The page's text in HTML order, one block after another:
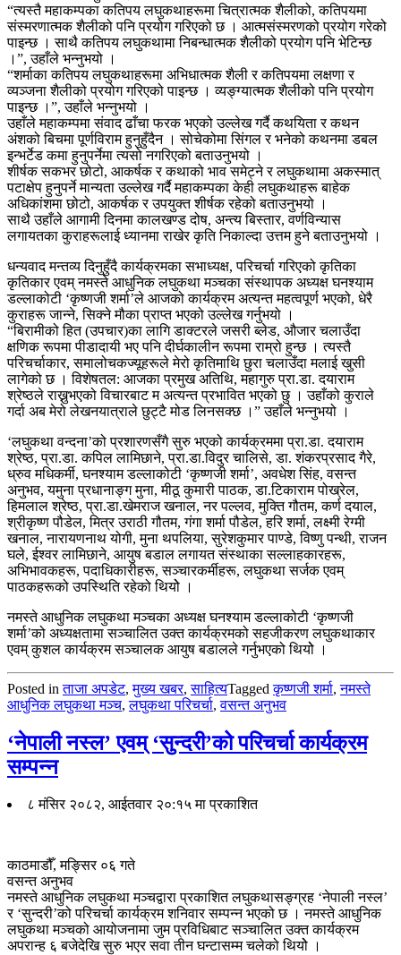
“त्यस्तै महाकम्पका कतिपय लघुकथाहरूमा चित्रात्मक शैलीको, कतिपयमा
संस्मरणात्मक शैलीको पनि प्रयोग गरिएको छ । आत्मसंस्मरणको प्रयोग गरेको
पाइन्छ । साथै कतिपय लघुकथामा निबन्धात्मक शैलीको प्रयोग पनि भेटिन्छ
।”, उहाँले भन्नुभयो ।
“शर्माका कतिपय लघुकथाहरूमा अभिधात्मक शैली र कतिपयमा लक्षणा र
व्यञ्जना शैलीको प्रयोग गरिएको पाइन्छ । व्यङ्ग्यात्मक शैलीको पनि प्रयोग
पाइन्छ ।”, उहाँले भन्नुभयो ।
उहाँले महाकम्पमा संवाद ढाँचा फरक भएको उल्लेख गर्दै कथयिता र कथन
अंशको बिचमा पूर्णविराम हुनुहुँदैन । सोचेकोमा सिंगल र भनेको कथनमा डबल
इन्भर्टेड कमा हुनुपर्नेमा त्यसो नगरिएको बताउनुभयो ।
शीर्षक सकभर छोटो, आकर्षक र कथाको भाव समेट्ने र लघुकथामा अकस्मात्
पटाक्षेप हुनुपर्ने मान्यता उल्लेख गर्दै महाकम्पका केही लघुकथाहरू बाहेक
अधिकांशमा छोटो, आकर्षक र उपयुक्त शीर्षक रहेको बताउनुभयो ।
साथै उहाँले आगामी दिनमा कालखण्ड दोष, अन्त्य बिस्तार, वर्णविन्यास
लगायतका कुराहरूलाई ध्यानमा राखेर कृति निकाल्दा उत्तम हुने बताउनुभयो ।
धन्यवाद मन्तव्य दिनुहुँदै कार्यक्रमका सभाध्यक्ष, परिचर्चा गरिएको कृतिका
कृतिकार एवम् नमस्ते आधुनिक लघुकथा मञ्चका संस्थापक अध्यक्ष घनश्याम
डल्लाकोटी ‘कृष्णजी शर्मा’ले आजको कार्यक्रम अत्यन्त महत्वपूर्ण भएको, धेरै
कुराहरू जान्ने, सिक्ने मौका प्राप्त भएको उल्लेख गर्नुभयो ।
“बिरामीको हित (उपचार)का लागि डाक्टरले जसरी ब्लेड, औजार चलाउँदा
क्षणिक रूपमा पीडादायी भए पनि दीर्घकालीन रूपमा राम्रो हुन्छ । त्यस्तै
परिचर्चाकार, समालोचकज्यूहरूले मेरो कृतिमाथि छुरा चलाउँदा मलाई खुसी
लागेको छ । विशेषतल: आजका प्रमुख अतिथि, महागुरु प्रा.डा. दयाराम
श्रेष्ठले राख्नुभएको विचारबाट म अत्यन्त प्रभावित भएको छु । उहाँको कुराले
गर्दा अब मेरो लेखनयात्राले छुट्टै मोड लिनसक्छ ।” उहाँले भन्नुभयो ।
‘लघुकथा वन्दना’को प्रशारणसँगै सुरु भएको कार्यक्रममा प्रा.डा. दयाराम
श्रेष्ठ, प्रा.डा. कपिल लामिछाने, प्रा.डा.विदुर चालिसे, डा. शंकरप्रसाद गैरे,
ध्रुव मधिकर्मी, घनश्याम डल्लाकोटी ‘कृष्णजी शर्मा’, अवधेश सिंह, वसन्त
अनुभव, यमुना प्रधानाङ्ग मुना, मीठू कुमारी पाठक, डा.टिकाराम पोख्रेल,
हिमलाल श्रेष्ठ, प्रा.डा.खेमराज खनाल, नर पल्लव, मुक्ति गौतम, कर्ण दयाल,
श्रीकृष्ण पौडेल, मित्र उराठी गौतम, गंगा शर्मा पौडेल, हरि शर्मा, लक्ष्मी रेग्मी
खनाल, नारायणनाथ योगी, मुना थपलिया, सुरेशकुमार पाण्डे, विष्णु पन्थी, राजन
घले, ईश्वर लामिछाने, आयुष बडाल लगायत संस्थाका सल्लाहकारहरू,
अभिभावकहरू, पदाधिकारीहरू, सञ्चारकर्मीहरू, लघुकथा सर्जक एवम्
पाठकहरूको उपस्थिति रहेको थियोे ।
नमस्ते आधुनिक लघुकथा मञ्चका अध्यक्ष घनश्याम डल्लाकोटी ‘कृष्णजी
शर्मा’को अध्यक्षतामा सञ्चालित उक्त कार्यक्रमको सहजीकरण लघुकथाकार
एवम् कुशल कार्यक्रम सञ्चालक आयुष बडालले गर्नुभएको थियोे ।
Posted inताजा अपडेट,मुख्य खबर,साहित्यTaggedकृष्णजी शर्मा,नमस्ते
आधुनिक लघुकथा मञ्च,लघुकथा परिचर्चा,वसन्त अनुभव
‘नेपाली नस्ल’ एवम् ‘सुन्दरी’को परिचर्चा कार्यक्रम
सम्पन्न
८ मंसिर २०८२, आईतवार २०:१५ मा प्रकाशित
काठमाडौँ, मङ्सिर ०६ गते
वसन्त अनुभव
नमस्ते आधुनिक लघुकथा मञ्चद्वारा प्रकाशित लघुकथासङ्ग्रह ‘नेपाली नस्ल’
र ‘सुन्दरी’को परिचर्चा कार्यक्रम शनिवार सम्पन्न भएको छ । नमस्ते आधुनिक
लघुकथा मञ्चको आयोजनामा जुम प्रविधिबाट सञ्चालित उक्त कार्यक्रम
अपरान्ह ६ बजेदेखि सुरु भएर सवा तीन घन्टासम्म चलेको थियोे ।